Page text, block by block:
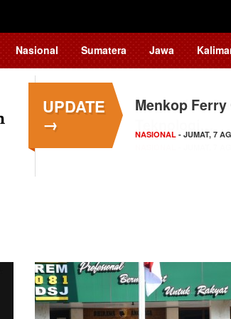
Nasional Sumatera Jawa
UPDATE
→
Menkop
NASIONAL - JUMAT, 7